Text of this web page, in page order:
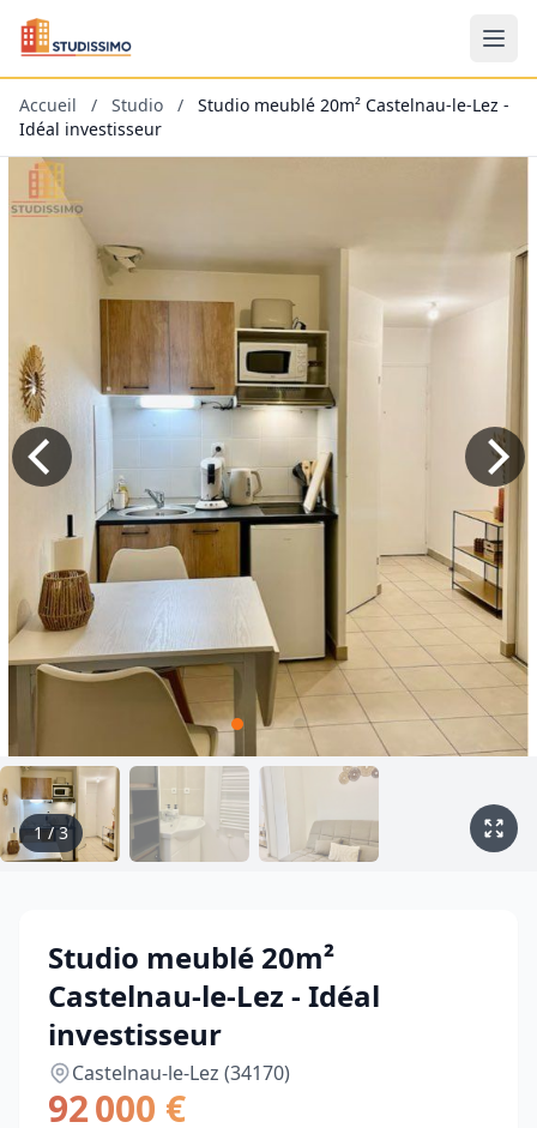
Accueil / Studio /
Studio meublé 20m² Castelnau-le-Lez -
Idéal investisseur
1/3
Studio meublé 20m²
Castelnau-le-Lez - Idéal
investisseur
Castelnau-le-Lez (34170)
92 000 €